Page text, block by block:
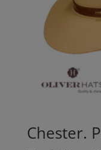
Chester.